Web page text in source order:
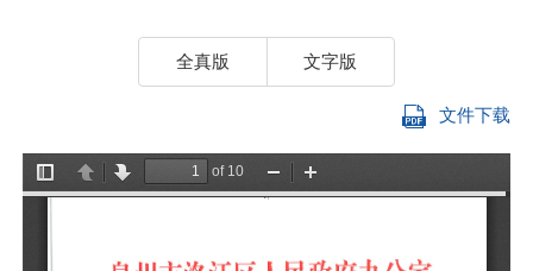
全真版 文字版
文件下载